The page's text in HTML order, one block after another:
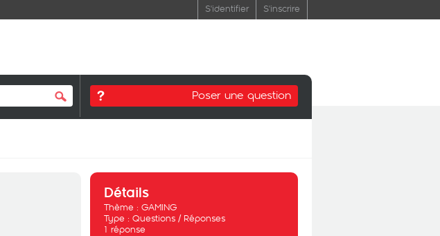
S'identifier S'inscrire
Poser une question
Détails
Thème : GAMING
Type : Questions / Réponses
1 réponse